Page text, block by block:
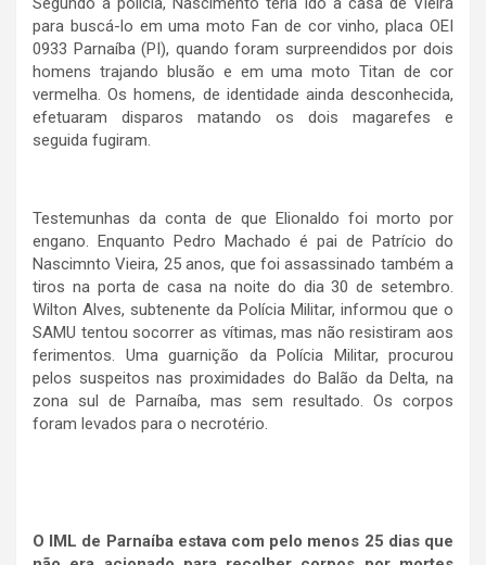
para buscá-lo em uma moto Fan de cor vinho, placa OEI
0933 Parnaíba (PI), quando foram surpreendidos por dois
homens trajando blusão e em uma moto Titan de cor
vermelha. Os homens, de identidade ainda desconhecida,
efetuaram disparos matando os dois magarefes e
seguida fugiram.
Testemunhas da conta de que Elionaldo foi morto por
engano. Enquanto Pedro Machado é pai de Patrício do
Nascimnto Vieira, 25 anos, que foi assassinado também a
tiros na porta de casa na noite do dia 30 de setembro.
Wilton Alves, subtenente da Polícia Militar, informou que o
SAMU tentou socorrer as vítimas, mas não resistiram aos
ferimentos. Uma guarnição da Polícia Militar, procurou
pelos suspeitos nas proximidades do Balão da Delta, na
zona sul de Parnaíba, mas sem resultado. Os corpos
foram levados para o necrotério.
O IML de Parnaíba estava com pelo menos 25 dias que